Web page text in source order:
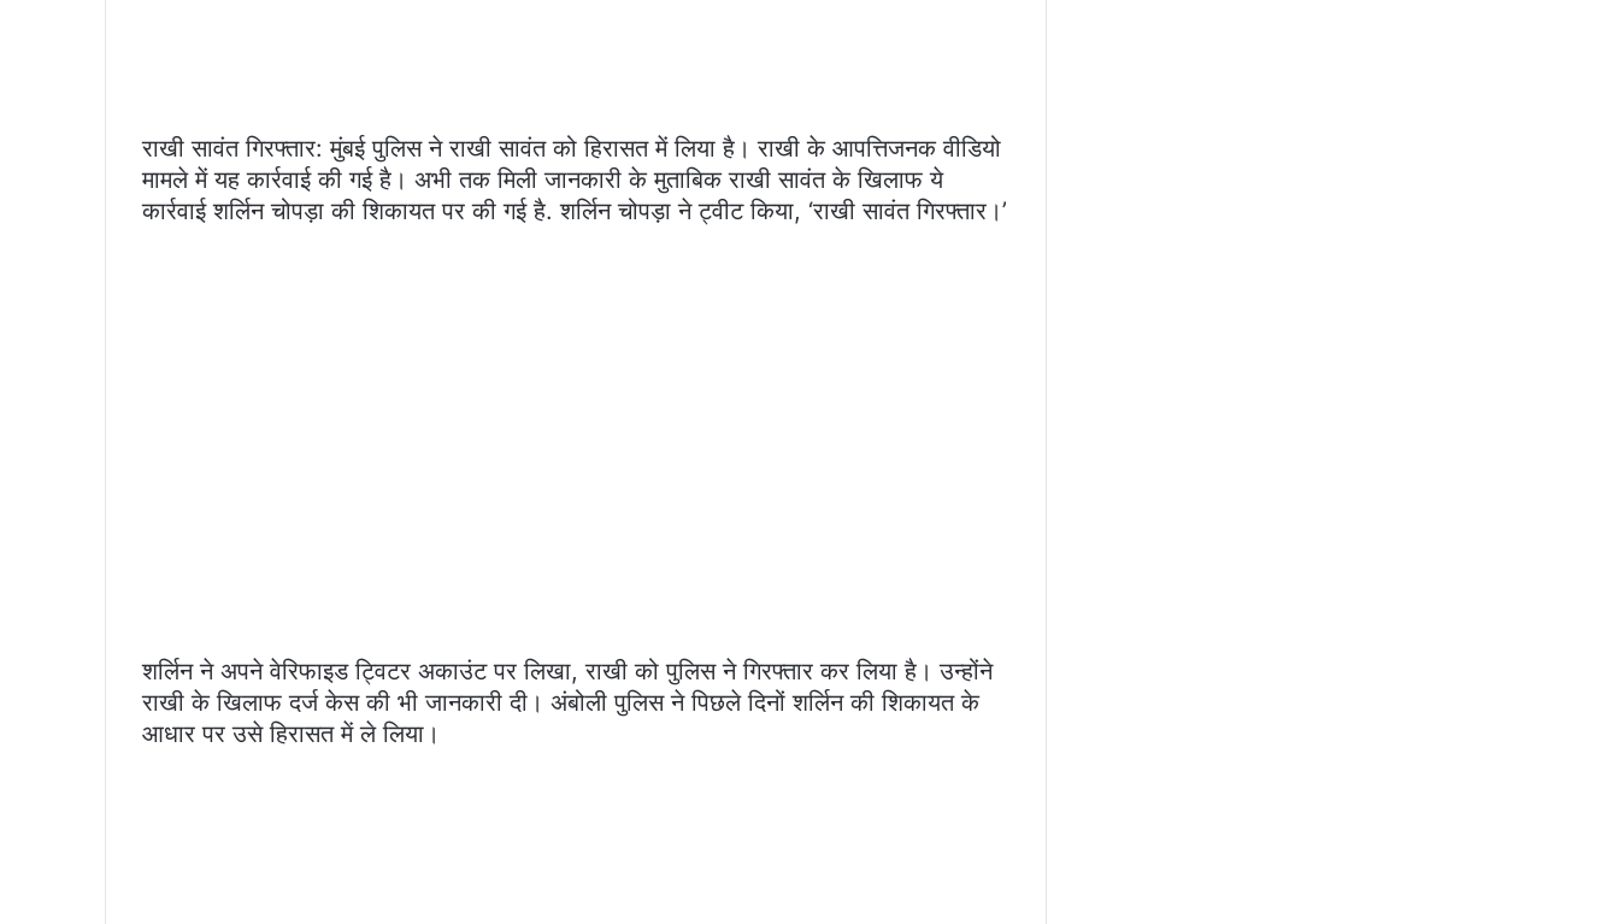
राखी सावंत गिरफ्तार: मुंबई पुलिस ने राखी सावंत को हिरासत में लिया है। राखी के आपत्तिजनक वीडियो
मामले में यह कार्रवाई की गई है। अभी तक मिली जानकारी के मुताबिक राखी सावंत के खिलाफ ये
कार्रवाई शर्लिन चोपड़ा की शिकायत पर की गई है. शर्लिन चोपड़ा ने ट्वीट किया, ‘राखी सावंत गिरफ्तार।’
शर्लिन ने अपने वेरिफाइड ट्विटर अकाउंट पर लिखा, राखी को पुलिस ने गिरफ्तार कर लिया है। उन्होंने
राखी के खिलाफ दर्ज केस की भी जानकारी दी। अंबोली पुलिस ने पिछले दिनों शर्लिन की शिकायत के
आधार पर उसे हिरासत में ले लिया।